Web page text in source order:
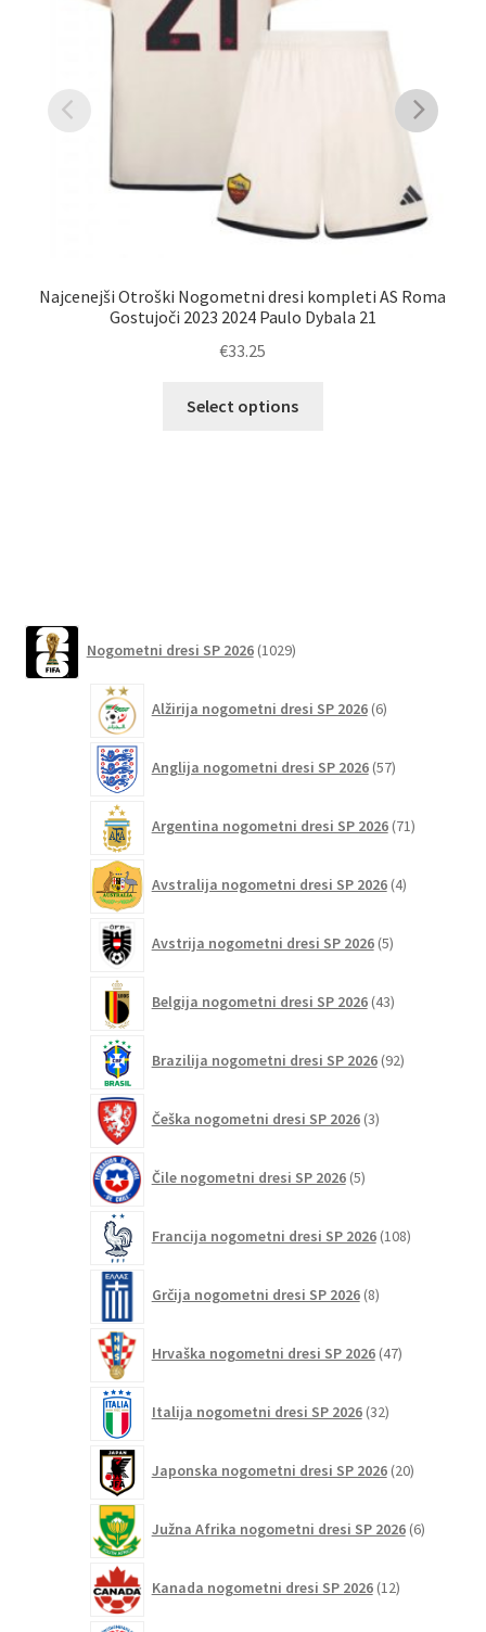
Najcenejši Otroški Nogometni dresi kompleti AS Roma
Gostujoči 2023 2024 Paulo Dybala 21
€33.25
Select options
Nogometni dresi SP 2026 1029izdelkov
Alžirija nogometni dresi SP 2026 6izdelkov
Anglija nogometni dresi SP 2026 57izdelkov
Argentina nogometni dresi SP 2026 71izdelkov
Avstralija nogometni dresi SP 2026 4izdelki
Avstrija nogometni dresi SP 2026 5izdelkov
Belgija nogometni dresi SP 2026 43izdelkov
Brazilija nogometni dresi SP 2026 92izdelkov
Češka nogometni dresi SP 2026 3izdelki
Čile nogometni dresi SP 2026 5izdelkov
Francija nogometni dresi SP 2026 108izdelkov
Grčija nogometni dresi SP 2026 8izdelkov
Hrvaška nogometni dresi SP 2026 47izdelkov
Italija nogometni dresi SP 2026 32izdelkov
Japonska nogometni dresi SP 2026 20izdelkov
Južna Afrika nogometni dresi SP 2026 6izdelkov
Kanada nogometni dresi SP 2026 12izdelkov